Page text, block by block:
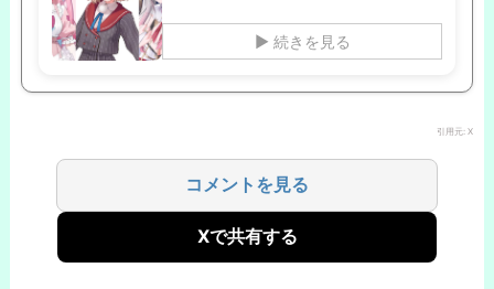
▶ 続きを見る
引用元: X
コメントを見る
Xで共有する